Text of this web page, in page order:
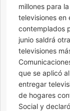
millones para
televisiones en
contemplados
junio saldrá
televisiones
que se aplicó
entregar
de hogares
Social y